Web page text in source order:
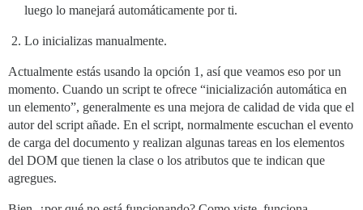
luego lo manejará automáticamente por ti.
Lo inicializas manualmente.
Actualmente estás usando la opción 1, así que veamos eso por un
momento. Cuando un script te ofrece “inicialización automática en
un elemento”, generalmente es una mejora de calidad de vida que el
autor del script añade. En el script, normalmente escuchan el evento
de carga del documento y realizan algunas tareas en los elementos
del DOM que tienen la clase o los atributos que te indican que
agregues.